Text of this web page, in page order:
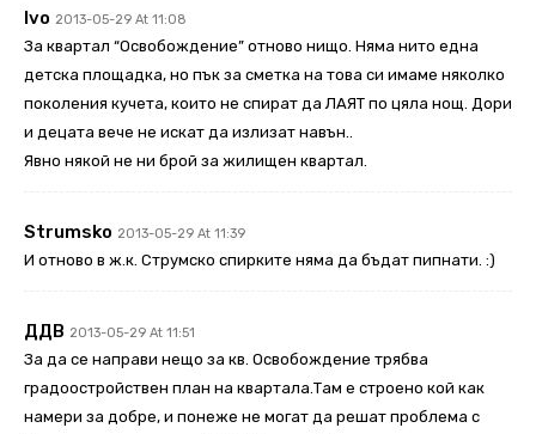
Ivo 2013-05-29 At 11:08
За квартал “Освобождение” отново нищо. Няма нито една
детска площадка, но пък за сметка на това си имаме няколко
поколения кучета, които не спират да ЛАЯТ по цяла нощ. Дори
и децата вече не искат да излизат навън..
Явно някой не ни брой за жилищен квартал.
Strumsko 2013-05-29 At 11:39
И отново в ж.к. Струмско спирките няма да бъдат пипнати. :)
ДДВ 2013-05-29 At 11:51
За да се направи нещо за кв. Освобождение трябва
градоостройствен план на квартала.Там е строено кой как
намери за добре, и понеже не могат да решат проблема с